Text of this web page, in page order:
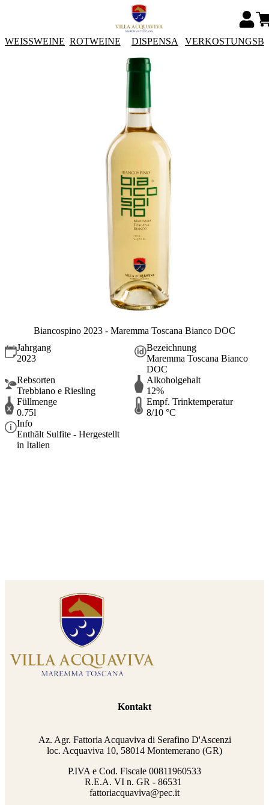
WEISSWEINE ROTWEINE DISPENSA
Biancospino 2023 - Maremma Toscana Bianco DOC
Jahrgang
2023
Bezeichnung
Maremma Toscana Bianco
DOC
Rebsorten
Trebbiano e Riesling
Alkoholgehalt
12%
Füllmenge
0.75l
Empf. Trinktemperatur
8/10 °C
Info
Enthält Sulfite - Hergestellt
in Italien
Kontakt
Az. Agr. Fattoria Acquaviva di Serafino D'Ascenzi
loc. Acquaviva 10, 58014 Montemerano (GR)
P.IVA e Cod. Fiscale 00811960533
R.E.A. VI n. GR - 86531
fattoriacquaviva@pec.it